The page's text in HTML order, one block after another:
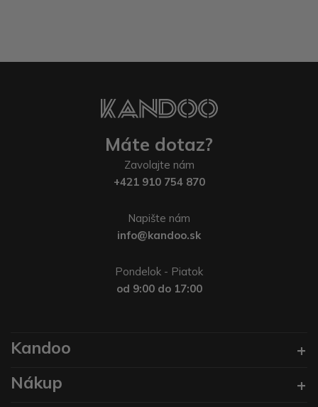
Máte dotaz?
Zavolajte nám
+421 910 754 870
Napište nám
info@kandoo.sk
Pondelok - Piatok
od 9:00 do 17:00
Kandoo
Nákup